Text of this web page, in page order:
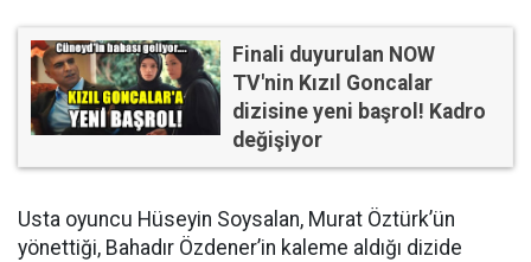
Finali duyurulan NOW
TV'nin Kızıl Goncalar
dizisine yeni başrol! Kadro
değişiyor
Usta oyuncu Hüseyin Soysalan, Murat Öztürk’ün
yönettiği, Bahadır Özdener’in kaleme aldığı dizide